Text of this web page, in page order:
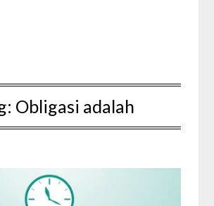
Obligasi adalah